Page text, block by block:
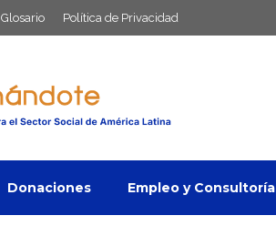
Glosario Política de Privacidad
Donaciones Empleo y Consultoría